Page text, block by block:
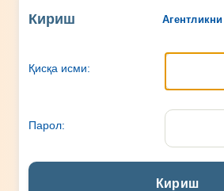
Кириш
Қисқа исми:
Парол:
Кириш